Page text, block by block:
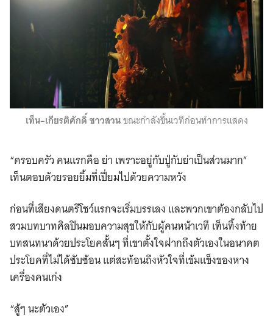
เท็น–เกียรติศักดิ์ ชาวสวนขณะกำลังขึ้นเวทีก่อนทำการแสดง
“ครอบครัว คนแรกคือ ย่า เพราะอยู่กับปู่กับย่าเป็นส่วนมาก”
เท็นตอบด้วยรอยยิ้มที่เปี่ยมไปด้วยความหวัง
ก่อนที่เสียงดนตรีโชว์แรกจะเริ่มบรรเลง และพวกเขาต้องกลับไป
สวมบทบาทศิลปินมอบความสุขให้กับผู้คนหน้าเวที เท็นทิ้งท้าย
บทสนทนาด้วยประโยคสั้นๆ ที่เขาตั้งใจฝากถึงตัวเองในอนาคต
ประโยคที่ไม่ได้ซับซ้อน แต่สะท้อนถึงหัวใจที่เข้มแข็งของหาง
เครื่องคนเก่ง
“สู้ๆ นะตัวเอง”